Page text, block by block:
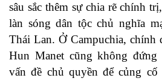
sâu sắc thêm sự chia rẽ chính
làn sóng dân tộc chủ nghĩa
Thái Lan. Ở Campuchia, chính
Hun Manet cũng không đứng
vấn đề chủ quyền để củng